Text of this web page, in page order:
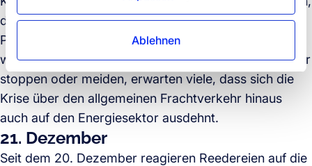
Ablehnen
die während der Suezkanal-Krise und der COVID-19-
Pandemie auftraten. Während große Unternehmen
wie BP und Frontline den Transit durch das Rote Meer
stoppen oder meiden, erwarten viele, dass sich die
Krise über den allgemeinen Frachtverkehr hinaus
auch auf den Energiesektor ausdehnt.
21. Dezember
Seit dem 20. Dezember reagieren Reedereien auf die